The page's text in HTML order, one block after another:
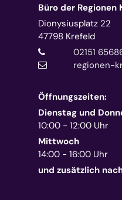
Büro der
Dionysiusplatz 22
47798 Krefeld
02151
regionen-
Öffnungszeiten:
Dienstag und
10:00 - 12:00 Uhr
Mittwoch
14:00 - 16:00 Uhr
und zusätzlich